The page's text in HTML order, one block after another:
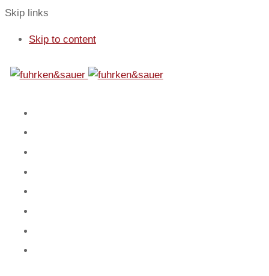
Skip links
Skip to content